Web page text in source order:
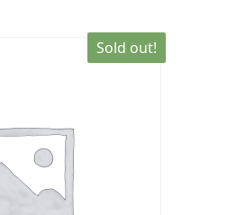
Sold out!